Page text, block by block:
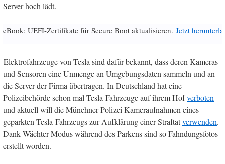
Server hoch lädt.
eBook: UEFI-Zertifikate für Secure Boot aktualisieren. Jetzt
Elektrofahrzeuge von Tesla sind dafür bekannt, dass deren Kameras
und Sensoren eine Unmenge an Umgebungsdaten sammeln und an
die Server der Firma übertragen. In Deutschland hat eine
Polizeibehörde schon mal Tesla-Fahrzeuge auf ihrem Hofverboten–
und aktuell will die Münchner Polizei Kameraufnahmen eines
geparkten Tesla-Fahrzeugs zur Aufklärung einer Straftatverwenden.
Dank Wächter-Modus während des Parkens sind so Fahndungsfotos
erstellt worden.